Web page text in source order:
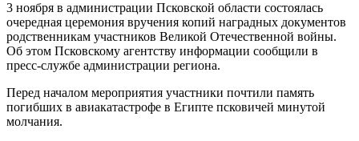
3 ноября в администрации Псковской области состоялась
очередная церемония вручения копий наградных документов
родственникам участников Великой Отечественной войны.
Об этом Псковскому агентству информации сообщили в
пресс-службе администрации региона.
Перед началом мероприятия участники почтили память
погибших в авиакатастрофе в Египте псковичей минутой
молчания.